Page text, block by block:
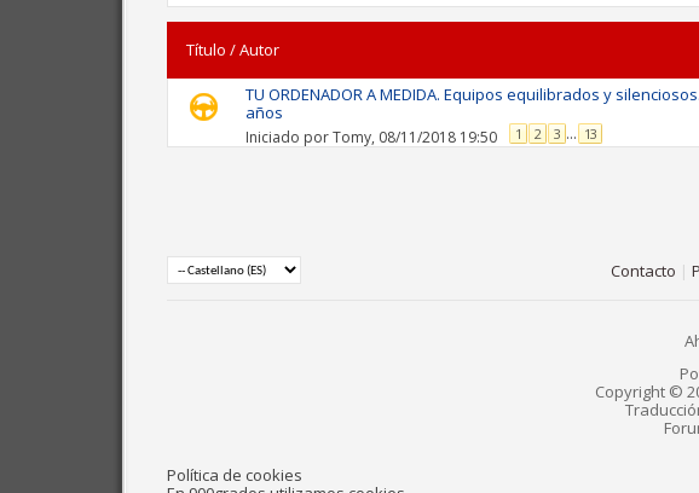
Título /Autor
TU ORDENADOR A MEDIDA. Equipos equilibrados y
años
Iniciado porTomy, 08/11/2018 19:50 1 2 3 ... 13
Contacto |
Copyright ©
Política de cookies